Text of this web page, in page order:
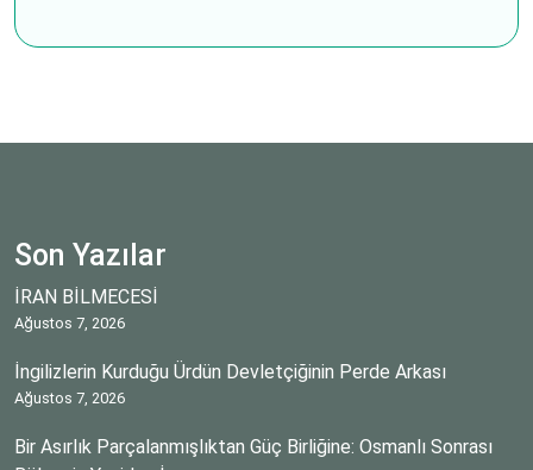
Son Yazılar
İRAN BİLMECESİ
Ağustos 7, 2026
İngilizlerin Kurduğu Ürdün Devletçiğinin Perde Arkası
Ağustos 7, 2026
Bir Asırlık Parçalanmışlıktan Güç Birliğine: Osmanlı Sonrası